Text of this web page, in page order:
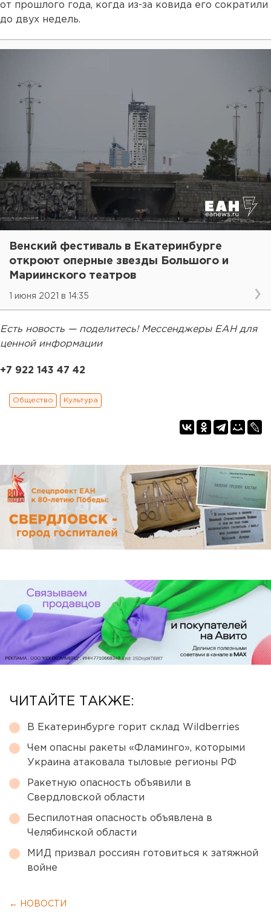
от прошлого года, когда из-за ковида его сократили
до двух недель.
Венский фестиваль в Екатеринбурге
откроют оперные звезды Большого и
Мариинского театров
1 июня 2021 в 14:35
Есть новость — поделитесь! Мессенджеры ЕАН для
ценной информации
+7 922 143 47 42
Общество Культура
ЧИТАЙТЕ ТАКЖЕ:
В Екатеринбурге горит склад Wildberries
Чем опасны ракеты «Фламинго», которыми
Украина атаковала тыловые регионы РФ
Ракетную опасность объявили в
Свердловской области
Беспилотная опасность объявлена в
Челябинской области
МИД призвал россиян готовиться к затяжной
войне
← НОВОСТИ